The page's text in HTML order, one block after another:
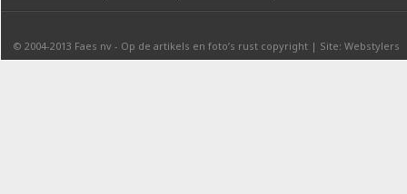
© 2004-2013 Faes nv - Op de artikels en foto’s rust copyright | Site: Webstylers